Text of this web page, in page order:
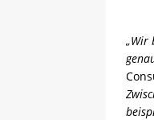
„Wir